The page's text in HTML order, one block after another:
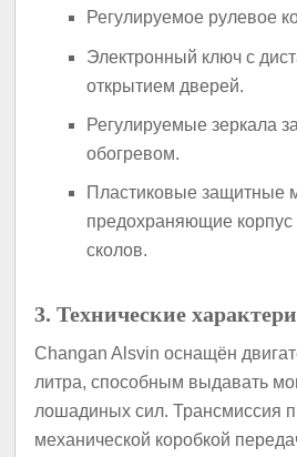
Регулируемое рулевое
Электронный ключ с
открытием дверей.
Регулируемые зеркала
обогревом.
Пластиковые защитные
предохраняющие корпус
сколов.
3. Технические
Changan Alsvin оснащён
литра, способным выдавать
лошадиных сил. Трансмиссия
механической коробкой